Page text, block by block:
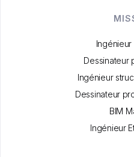
Ingénieur
Dessinateur
Ingénieur
Dessinateur
BIM
Ingénieur